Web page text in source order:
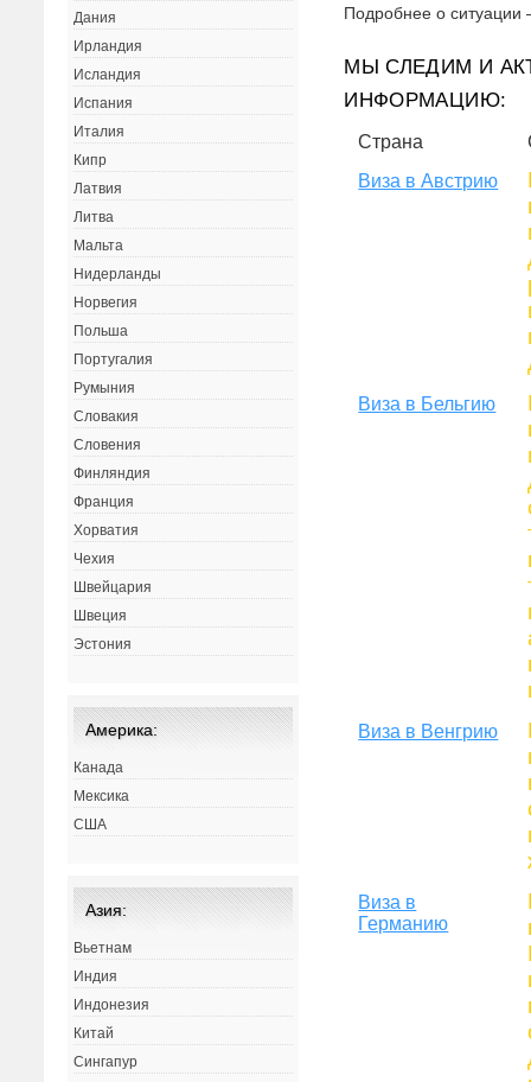
Подробнее о ситуации
МЫ СЛЕДИМ И
ИНФОРМАЦИЮ:
Страна
Виза в Австрию
Виза в Бельгию
Виза в Венгрию
Виза в
Германию
Дания
Ирландия
Исландия
Испания
Италия
Кипр
Латвия
Литва
Мальта
Нидерланды
Норвегия
Польша
Португалия
Румыния
Словакия
Словения
Финляндия
Франция
Хорватия
Чехия
Швейцария
Швеция
Эстония
Америка:
Канада
Мексика
США
Азия:
Вьетнам
Индия
Индонезия
Китай
Сингапур